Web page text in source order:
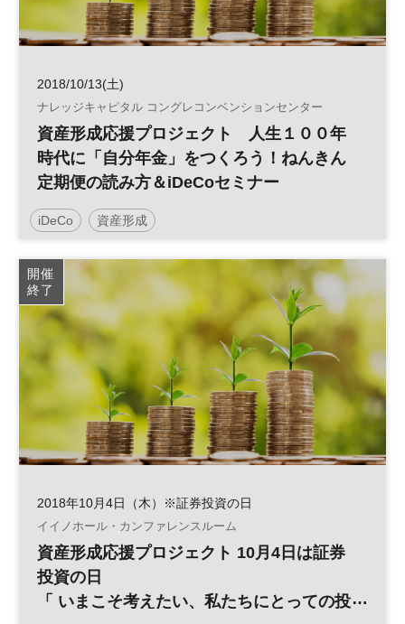
2018/10/13(土)
ナレッジキャピタル コングレコンベンションセンター
資産形成応援プロジェクト 人生１００年
時代に「自分年金」をつくろう！ねんきん
定期便の読み方＆iDeCoセミナー
iDeCo 資産形成
開催
終了
2018年10月4日（木）※証券投資の日
イイノホール・カンファレンスルーム
資産形成応援プロジェクト 10月4日は証券
投資の日
「 いまこそ考えたい、私たちにとっての投